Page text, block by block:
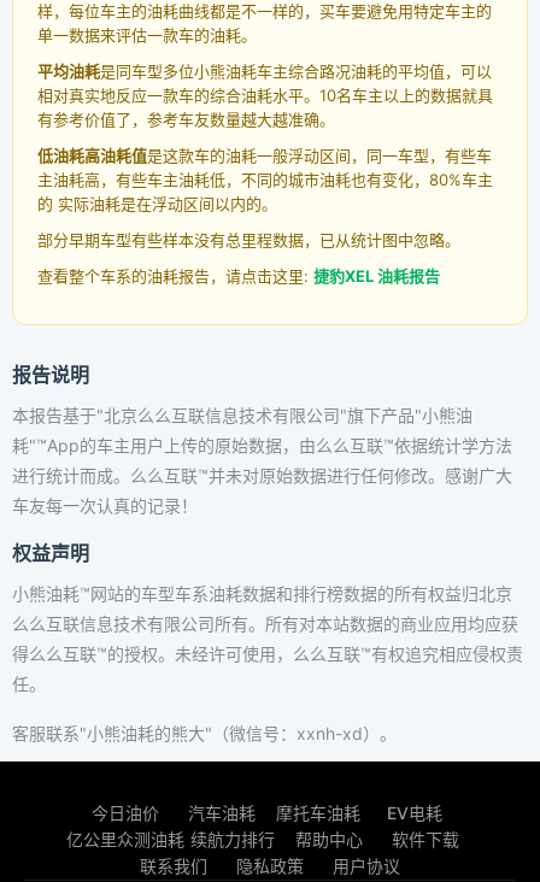
样，每位车主的油耗曲线都是不一样的，买车要避免用特定车主的
单一数据来评估一款车的油耗。
平均油耗是同车型多位小熊油耗车主综合路况油耗的平均值，可以
相对真实地反应一款车的综合油耗水平。10名车主以上的数据就具
有参考价值了，参考车友数量越大越准确。
低油耗高油耗值是这款车的油耗一般浮动区间，同一车型，有些车
主油耗高，有些车主油耗低，不同的城市油耗也有变化，80%车主
的 实际油耗是在浮动区间以内的。
部分早期车型有些样本没有总里程数据，已从统计图中忽略。
查看整个车系的油耗报告，请点击这里: 捷豹XEL 油耗报告
报告说明
本报告基于"北京么么互联信息技术有限公司"旗下产品"小熊油
耗"™App的车主用户上传的原始数据，由么么互联™依据统计学方法
进行统计而成。么么互联™并未对原始数据进行任何修改。感谢广大
车友每一次认真的记录！
权益声明
小熊油耗™网站的车型车系油耗数据和排行榜数据的所有权益归北京
么么互联信息技术有限公司所有。所有对本站数据的商业应用均应获
得么么互联™的授权。未经许可使用，么么互联™有权追究相应侵权责
任。
客服联系"小熊油耗的熊大"（微信号：xxnh-xd）。
今日油价 汽车油耗 摩托车油耗
EV电耗
亿公里众测油耗 续航力排行 帮助中心
软件下载
联系我们
隐私政策 用户协议